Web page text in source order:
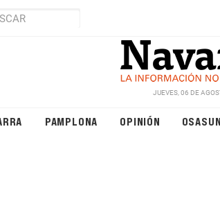
JUEVES, 06 DE
PAMPLONA OPINIÓN